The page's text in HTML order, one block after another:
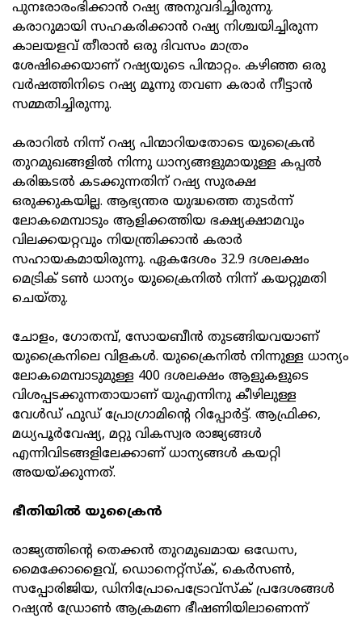
പുനഃരാരംഭിക്കാന്‍ റഷ്യ അനുവദിച്ചിരുന്നു.
കരാറുമായി സഹകരിക്കാന്‍ റഷ്യ നിശ്ചയിച്ചിരുന്ന
കാലയളവ് തീരാന്‍ ഒരു ദിവസം മാത്രം
ശേഷിക്കെയാണ് റഷ്യയുടെ പിന്മാറ്റം. കഴിഞ്ഞ ഒരു
വര്‍ഷത്തിനിടെ റഷ്യ മൂന്നു തവണ കരാര്‍ നീട്ടാന്‍
സമ്മതിച്ചിരുന്നു.
കരാറില്‍ നിന്ന് റഷ്യ പിന്മാറിയതോടെ യുക്രൈന്‍
തുറമുഖങ്ങളില്‍ നിന്നു ധാന്യങ്ങളുമായുള്ള കപ്പല്‍
കരിങ്കടല്‍ കടക്കുന്നതിന് റഷ്യ സുരക്ഷ
ഒരുക്കുകയില്ല. ആഭ്യന്തര യുദ്ധത്തെ തുടര്‍ന്ന്
ലോകമെമ്പാടും ആളിക്കത്തിയ ഭക്ഷ്യക്ഷാമവും
വിലക്കയറ്റവും നിയന്ത്രിക്കാന്‍ കരാര്‍
സഹായകമായിരുന്നു. ഏകദേശം 32.9 ദശലക്ഷം
മെട്രിക് ടണ്‍ ധാന്യം യുക്രൈനില്‍ നിന്ന് കയറ്റുമതി
ചെയ്തു.
ചോളം, ഗോതമ്പ്, സോയബീന്‍ തുടങ്ങിയവയാണ്
യുക്രൈനിലെ വിളകള്‍. യുക്രൈനില്‍ നിന്നുള്ള ധാന്യം
ലോകമെമ്പാടുമുള്ള 400 ദശലക്ഷം ആളുകളുടെ
വിശപ്പടക്കുന്നതായാണ് യുഎന്നിനു കീഴിലുള്ള
വേള്‍ഡ് ഫുഡ് പ്രോഗ്രാമിന്റെ റിപ്പോര്‍ട്ട്. ആഫ്രിക്ക,
മധ്യപൂര്‍വേഷ്യ, മറ്റു വികസ്വര രാജ്യങ്ങള്‍
എന്നിവിടങ്ങളിലേക്കാണ് ധാന്യങ്ങള്‍ കയറ്റി
അയയ്ക്കുന്നത്.
ഭീതിയില്‍ യുക്രൈന്‍
രാജ്യത്തിന്റെ തെക്കന്‍ തുറമുഖമായ ഒഡേസ,
മൈക്കോളൈവ്, ഡൊനെറ്റ്‌സ്‌ക്, കെര്‍സണ്‍,
സപ്പോരിജിയ, ഡിനിപ്രോപെട്രോവ്‌സ്‌ക് പ്രദേശങ്ങള്‍
റഷ്യന്‍ ഡ്രോണ്‍ ആക്രമണ ഭീഷണിയിലാണെന്ന്